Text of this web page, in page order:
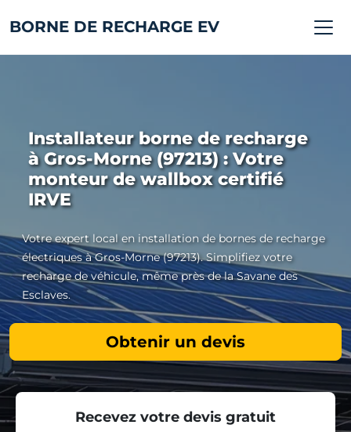
BORNE DE RECHARGE EV
Installateur borne de recharge
à Gros-Morne (97213) : Votre
monteur de wallbox certifié
IRVE
Votre expert local en installation de bornes de recharge
électriques à Gros-Morne (97213). Simplifiez votre
recharge de véhicule, même près de la Savane des
Esclaves.
Obtenir un devis
Recevez votre devis gratuit